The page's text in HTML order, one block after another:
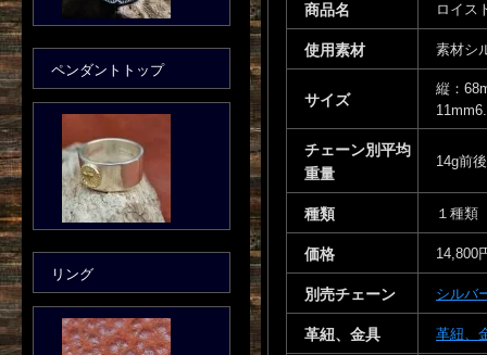
商品名 ロイス
使用素材 素材シ
サイズ
縦：
チェーン別平均
重量
14g前後
種類 １種類
価格 14,800
別売チェーン シルバ
革紐、金具 革紐、
ペンダントトップ
リング